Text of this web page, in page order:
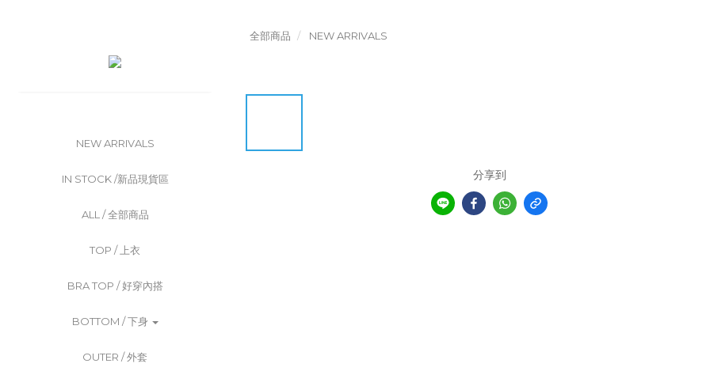
NEW ARRIVALS
IN STOCK /新品現貨區
ALL / 全部商品
TOP / 上衣
BRA TOP / 好穿內搭
BOTTOM / 下身
OUTER / 外套
全部商品 NEW ARRIVALS
分享到